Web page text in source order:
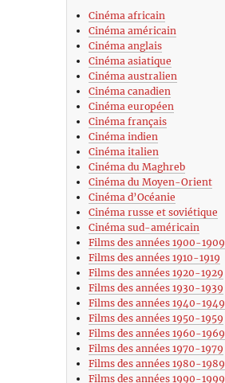
Cinéma africain
Cinéma américain
Cinéma anglais
Cinéma asiatique
Cinéma australien
Cinéma canadien
Cinéma européen
Cinéma français
Cinéma indien
Cinéma italien
Cinéma du Maghreb
Cinéma du Moyen-Orient
Cinéma d’Océanie
Cinéma russe et soviétique
Cinéma sud-américain
Films des années 1900-1909
Films des années 1910-1919
Films des années 1920-1929
Films des années 1930-1939
Films des années 1940-1949
Films des années 1950-1959
Films des années 1960-1969
Films des années 1970-1979
Films des années 1980-1989
Films des années 1990-1999